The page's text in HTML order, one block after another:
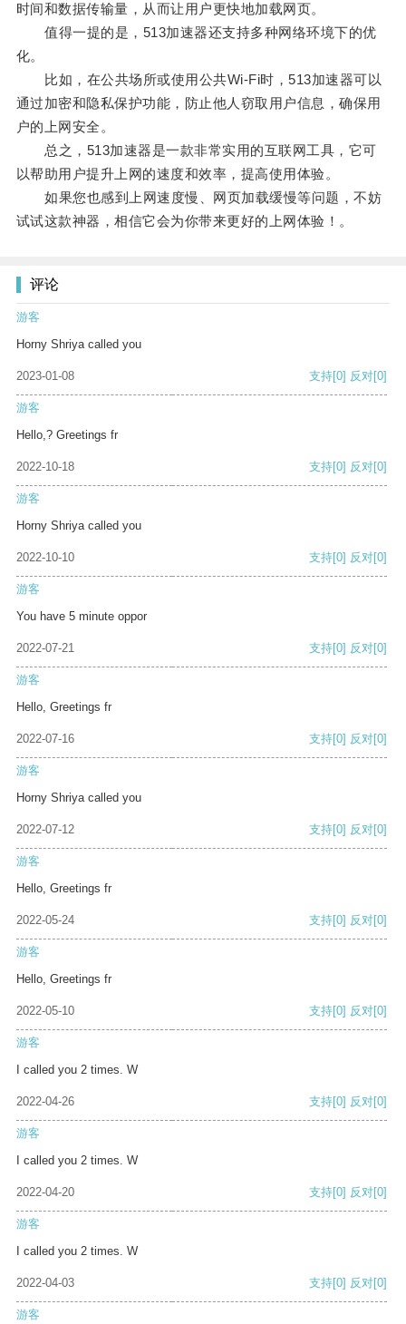
时间和数据传输量，从而让用户更快地加载网页。
值得一提的是，513加速器还支持多种网络环境下的优
化。
比如，在公共场所或使用公共Wi-Fi时，513加速器可以
通过加密和隐私保护功能，防止他人窃取用户信息，确保用
户的上网安全。
总之，513加速器是一款非常实用的互联网工具，它可
以帮助用户提升上网的速度和效率，提高使用体验。
如果您也感到上网速度慢、网页加载缓慢等问题，不妨
试试这款神器，相信它会为你带来更好的上网体验！。
评论
游客
Horny Shriya called you
2023-01-08 支持[0] 反对[0]
游客
Hello,? Greetings fr
2022-10-18 支持[0] 反对[0]
游客
Horny Shriya called you
2022-10-10 支持[0] 反对[0]
游客
You have 5 minute oppor
2022-07-21 支持[0] 反对[0]
游客
Hello, Greetings fr
2022-07-16 支持[0] 反对[0]
游客
Horny Shriya called you
2022-07-12 支持[0] 反对[0]
游客
Hello, Greetings fr
2022-05-24 支持[0] 反对[0]
游客
Hello, Greetings fr
2022-05-10 支持[0] 反对[0]
游客
I called you 2 times. W
2022-04-26 支持[0] 反对[0]
游客
I called you 2 times. W
2022-04-20 支持[0] 反对[0]
游客
I called you 2 times. W
2022-04-03 支持[0] 反对[0]
游客